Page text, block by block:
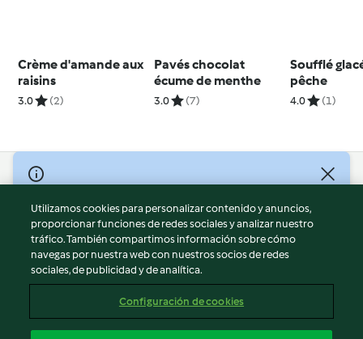
Crème d'amande aux
raisins
3.0 (2)
Pavés chocolat
écume de menthe
3.0 (7)
Soufflé
pêche
4.0 (1)
© Copyright 2026
Términos de uso
Política de privacidad
Aviso legal
Información legal
Reportar contenido
Utilizamos cookies para personalizar contenido y anuncios,
proporcionar funciones de redes sociales y analizar nuestro
tráfico. También compartimos información sobre cómo
navegas por nuestra web con nuestros socios de redes
sociales, de publicidad y de analítica.
Configuración de cookies